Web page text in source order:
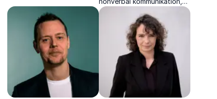
TEDx- speaker
sceneinstruktør og
Cand.pæd.